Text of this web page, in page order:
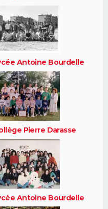
Antoine Bourdelle
Pierre Darasse
Antoine Bourdelle